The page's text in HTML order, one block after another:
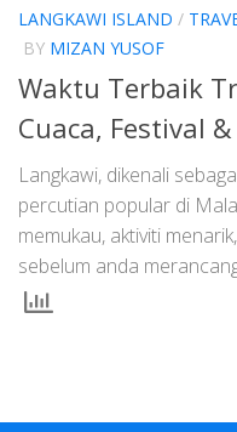
LANGKAWI ISLAND /
BY MIZAN YUSOF
Waktu Terbaik
Cuaca, Festival
Langkawi, dikenali
percutian popular di
memukau, aktiviti
sebelum anda